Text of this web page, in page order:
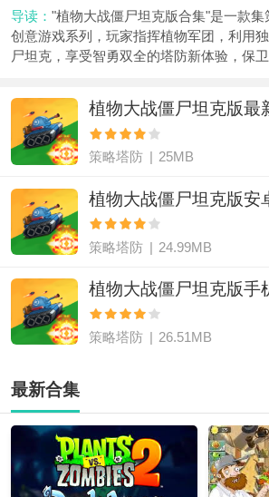
导读："植物大战僵尸坦克版合集"是一款
创意游戏系列，玩家指挥植物军团，利用
尸坦克，享受智勇双全的塔防新体验，保
植物大战僵尸坦克版最
策略塔防 | 25MB
植物大战僵尸坦克版安
策略塔防 | 24.99MB
植物大战僵尸坦克版手
策略塔防 | 26.51MB
最新合集